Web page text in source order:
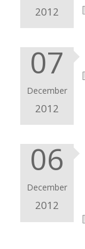
2012
07
December
2012
06
December
2012